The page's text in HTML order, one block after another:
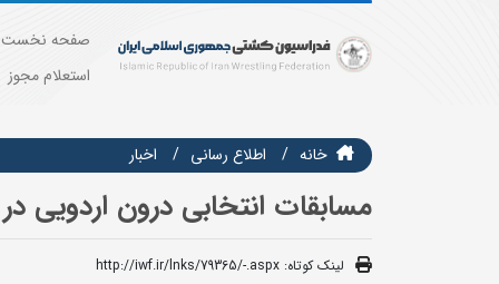
صفحه نخست
استعلام مجوز
خانه اطلاع رسانی اخبار
مسابقات انتخابی درون اردویی در 4 وزن تیم ملی کشتی فرنگی نونهالان برگزار شد
لینک کوتاه: http://iwf.ir/lnks/79365/-.aspx